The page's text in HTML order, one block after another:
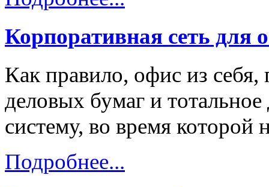
Корпоративная сеть для
Как правило, офис из себя,
деловых бумаг и
систему, во время
Подробнее...